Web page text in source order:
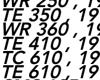
TE 350 ,
WR 360 ,
TE 410 ,
TC 610 ,
TE 610 ,